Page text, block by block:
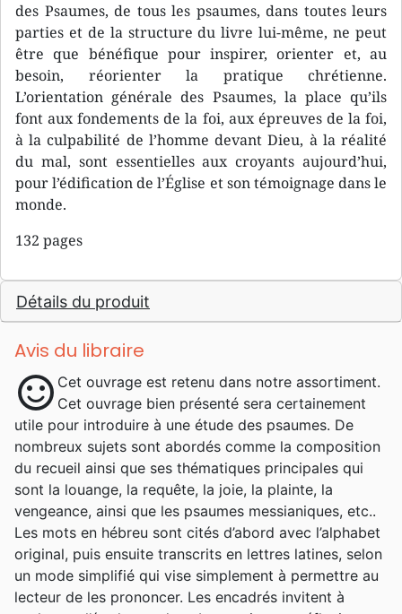
des Psaumes, de tous les psaumes, dans toutes leurs
parties et de la structure du livre lui-même, ne peut
être que bénéfique pour inspirer, orienter et, au
besoin, réorienter la pratique chrétienne.
L’orientation générale des Psaumes, la place qu’ils
font aux fondements de la foi, aux épreuves de la foi,
à la culpabilité de l’homme devant Dieu, à la réalité
du mal, sont essentielles aux croyants aujourd’hui,
pour l’édification de l’Église et son témoignage dans le
monde.
132 pages
Détails du produit
Avis du libraire
sentiment_satisfied Cet ouvrage est retenu dans notre assortiment.
Cet ouvrage bien présenté sera certainement
utile pour introduire à une étude des psaumes. De
nombreux sujets sont abordés comme la composition
du recueil ainsi que ses thématiques principales qui
sont la louange, la requête, la joie, la plainte, la
vengeance, ainsi que les psaumes messianiques, etc..
Les mots en hébreu sont cités d’abord avec l’alphabet
original, puis ensuite transcrits en lettres latines, selon
un mode simplifié qui vise simplement à permettre au
lecteur de les prononcer. Les encadrés invitent à